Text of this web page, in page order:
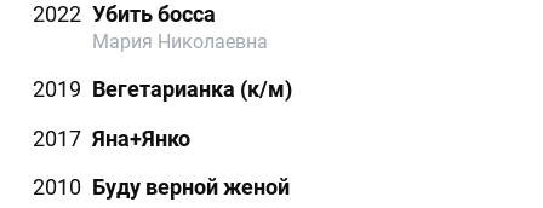
2022 Убить босса
Мария Николаевна
2019 Вегетарианка (к/м)
2017 Яна+Янко
2010 Буду верной женой